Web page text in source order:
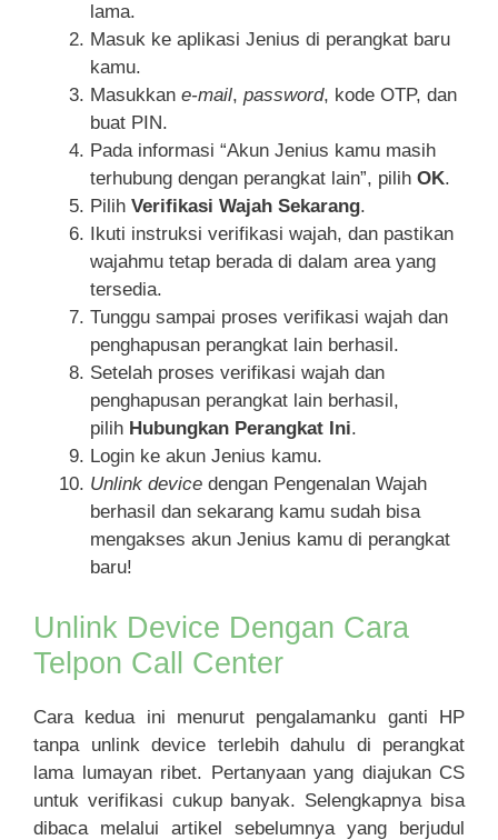
lama.
Masuk ke aplikasi Jenius di perangkat baru
kamu.
Masukkan e-mail, password, kode OTP, dan
buat PIN.
Pada informasi “Akun Jenius kamu masih
terhubung dengan perangkat lain”, pilih OK.
Pilih Verifikasi Wajah Sekarang.
Ikuti instruksi verifikasi wajah, dan pastikan
wajahmu tetap berada di dalam area yang
tersedia.
Tunggu sampai proses verifikasi wajah dan
penghapusan perangkat lain berhasil.
Setelah proses verifikasi wajah dan
penghapusan perangkat lain berhasil,
pilih Hubungkan Perangkat Ini.
Login ke akun Jenius kamu.
Unlink device dengan Pengenalan Wajah
berhasil dan sekarang kamu sudah bisa
mengakses akun Jenius kamu di perangkat
baru!
Unlink Device Dengan Cara
Telpon Call Center
Cara kedua ini menurut pengalamanku ganti HP
tanpa unlink device terlebih dahulu di perangkat
lama lumayan ribet. Pertanyaan yang diajukan CS
untuk verifikasi cukup banyak. Selengkapnya bisa
dibaca melalui artikel sebelumnya yang berjudul